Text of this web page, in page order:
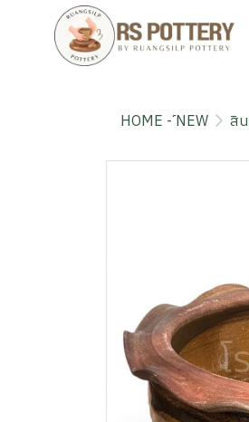
HOME - ์NEW สิ